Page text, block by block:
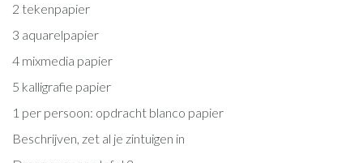
2 tekenpapier
3 aquarelpapier
4 mixmedia papier
5 kalligrafie papier
1 per persoon: opdracht blanco papier
Beschrijven, zet al je zintuigen in